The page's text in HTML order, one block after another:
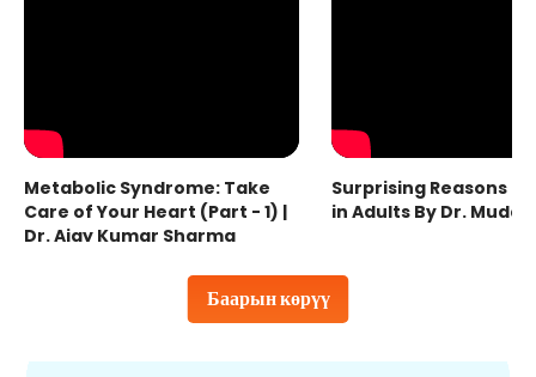
Баарын көрүү
Metabolic Syndrome: Take
Care of Your Heart (Part - 1) |
Dr. Ajay Kumar Sharma
Surprising Reasons
in Adults By Dr.